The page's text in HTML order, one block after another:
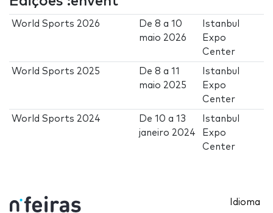
World Sports 2026 De8 a10
maio 2026
Istanbul
Expo
Center
World Sports 2025 De8 a11
maio 2025
Istanbul
Expo
Center
World Sports 2024 De10 a13
janeiro 2024
Istanbul
Expo
Center
Idioma